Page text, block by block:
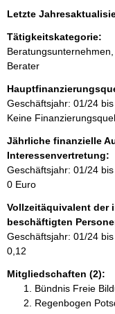
n
h
a
l
t
Letzte
Tätigkeitskategorie:
Berater
Geschäftsjahr: 01/24
Keine
Jährliche finanzielle
Interessenvertretung:
Geschäftsjahr: 01/24
0 Euro
Vollzeitäquivalent der
beschäftigten
Geschäftsjahr: 01/24
0,12
Mitgliedschaften (2):
Bündnis Freie
Regenbogen